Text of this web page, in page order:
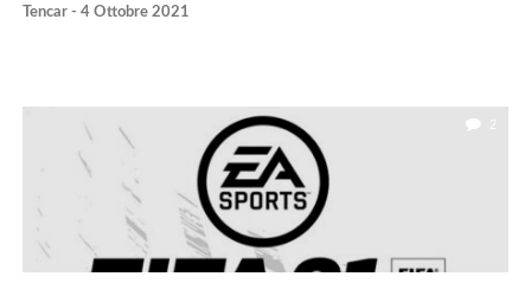
Tencar - 4 Ottobre 2021